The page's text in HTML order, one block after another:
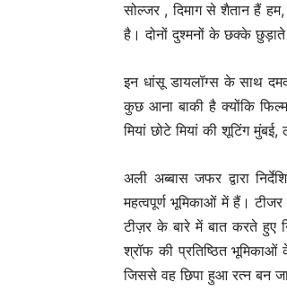
सोल्जर , दिमाग से शैतान हैं
है। दोनों दुश्मनों के छक्के
इन धांसू डायलॉग्स के साथ
कुछ आना बाकी है क्योंकि
मियां छोटे मियां की शूटिंग
अली अब्बास जफर द्वारा
महत्वपूर्ण भूमिकाओं में हैं।
टीज़र के बारे में बात करते हुए
श्रॉफ की प्रतिष्ठित
जिससे वह छिपा हुआ रत्न बन